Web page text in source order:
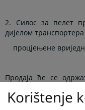
2. Силос за пелет
дијелом
процјењене
Продаја ће се
33, са почетком у10,00
Korištenje